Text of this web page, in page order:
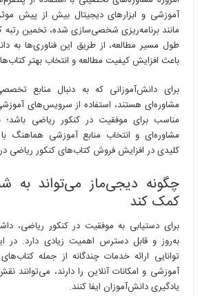
آموزشی و ابزارهای دیجیتال بیش از پیش
مانند برنامه‌ریزی شخصی‌سازی شده، تخمین رتبه
طول مسیر مطالعه، از طریق این فناوری‌ها به
باعث افزایش کیفیت مطالعه و انتخاب بهتر
برای دانش‌آموزانی که به دنبال منابع
مشاوره‌ای هستند، استفاده از سرویس‌های
مناسب برای موفقیت در کنکور ریاضی باشد؛
مشاوره‌ای و انتخاب منابع آموزشی هماهنگ
کلیدی در افزایش فروش کتاب‌های کنکور ریاضی
چگونه دیجی‌ماز می‌تواند به
کمک کند
برای دستیابی به موفقیت در کنکور ریاضی،
به‌روز و قابل دسترس اهمیت زیادی دارد. در
توانایی ارائه خدمات چندگانه از جمله
آموزشی و امکانات آنلاین را دارند،
یادگیری دانش‌آموزان ایفا کنند.